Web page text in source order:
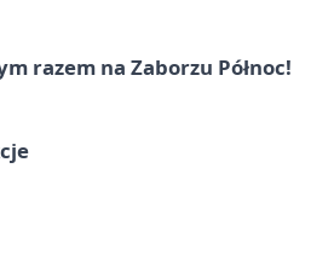
razem na Zaborzu Północ!